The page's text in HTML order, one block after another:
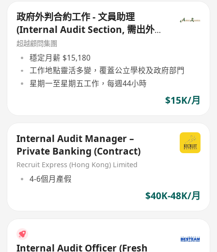
政府外判合約工作 - 文員助理
(Internal Audit Section, 需出外工
作)
超越顧問集團
穩定月薪 $15,180
工作地點靈活多變，覆蓋公立學校及政府部門
星期一至星期五工作，每週44小時
$15K/月
Internal Audit Manager –
Private Banking (Contract)
Recruit Express (Hong Kong) Limited
4-6個月產假
$40K-48K/月
Internal Audit Officer (Fresh